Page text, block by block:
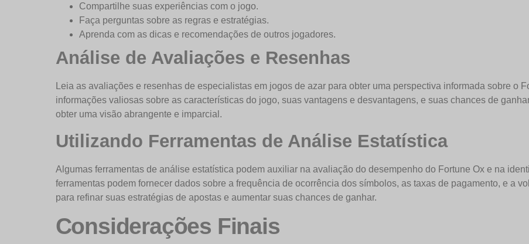
Compartilhe suas experiências com o jogo.
Faça perguntas sobre as regras e estratégias.
Aprenda com as dicas e recomendações de outros jogadores.
Análise de Avaliações e Resenhas
Leia as avaliações e resenhas de especialistas em jogos de azar para obter uma perspectiva informada sobre o
informações valiosas sobre as características do jogo, suas vantagens e desvantagens, e suas chances de
obter uma visão abrangente e imparcial.
Utilizando Ferramentas de Análise Estatística
Algumas ferramentas de análise estatística podem auxiliar na avaliação do desempenho do Fortune Ox e na
ferramentas podem fornecer dados sobre a frequência de ocorrência dos símbolos, as taxas de pagamento, e a
para refinar suas estratégias de apostas e aumentar suas chances de ganhar.
Considerações Finais